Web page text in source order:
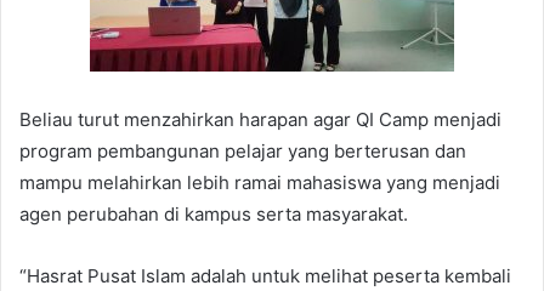
Beliau turut menzahirkan harapan agar QI Camp menjadi
program pembangunan pelajar yang berterusan dan
mampu melahirkan lebih ramai mahasiswa yang menjadi
agen perubahan di kampus serta masyarakat.
“Hasrat Pusat Islam adalah untuk melihat peserta kembali